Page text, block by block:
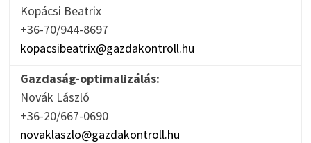
Kopácsi Beatrix
+36-70/944-8697
kopacsibeatrix@gazdakontroll.hu
Gazdaság-optimalizálás:
Novák László
+36-20/667-0690
novaklaszlo@gazdakontroll.hu